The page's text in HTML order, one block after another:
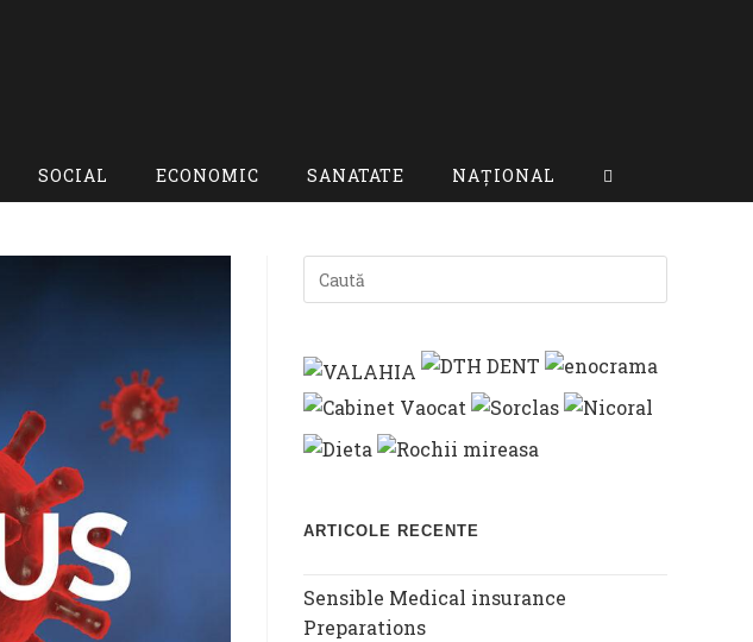
SOCIAL ECONOMIC SANATATE NAȚIONAL TOGGLE
ARTICOLE RECENTE
Sensible Medical insurance
Preparations